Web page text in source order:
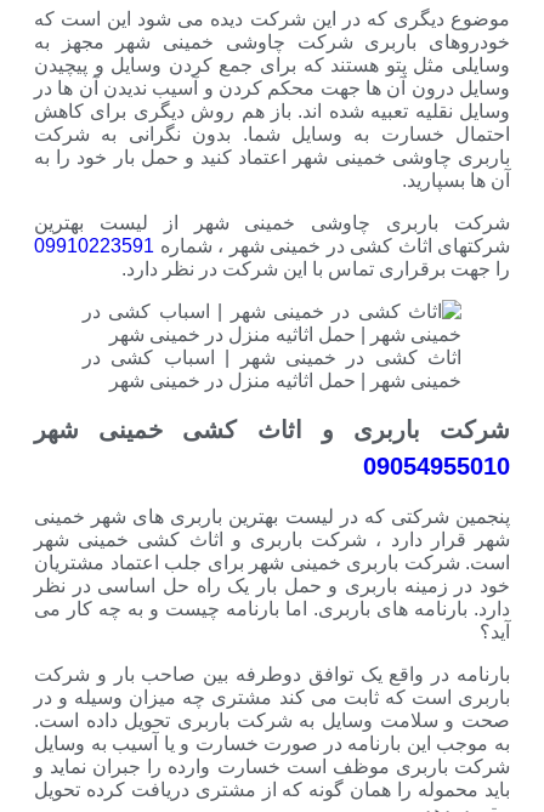
که در این شرکت دیده می شود این است که
شرکت چاوشی خمینی شهر مجهز به
هستند که برای جمع کردن وسایل و پیچیدن
آن ها جهت محکم کردن و آسیب ندیدن آن ها در
تعبیه شده اند. باز هم روش دیگری برای کاهش
به وسایل شما. بدون نگرانی به شرکت
خمینی شهر اعتماد کنید و حمل بار خود را به
چاوشی خمینی شهر از لیست بهترین
کشی در خمینی شهر ، شماره09910223591
تماس با این شرکت در نظر دارد.
کشی در خمینی شهر | اسباب کشی در
شهر | حمل اثاثیه منزل در خمینی شهر
و اثاث کشی خمینی شهر
که در لیست بهترین باربری های شهر خمینی
، شرکت باربری و اثاث کشی خمینی شهر
خمینی شهر برای جلب اعتماد مشتریان
باربری و حمل بار یک راه حل اساسی در نظر
های باربری. اما بارنامه چیست و به چه کار می
واقع یک توافق دوطرفه بین صاحب بار و شرکت
که ثابت می کند مشتری چه میزان وسیله و در
وسایل به شرکت باربری تحویل داده است.
بارنامه در صورت خسارت و یا آسیب به وسایل
موظف است خسارت وارده را جبران نماید و
را همان گونه که از مشتری دریافت کرده تحویل